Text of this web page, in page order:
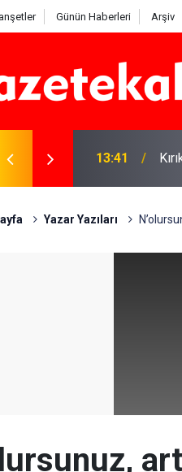
Günün Haberleri Arşiv
13:41
Yazar Yazıları